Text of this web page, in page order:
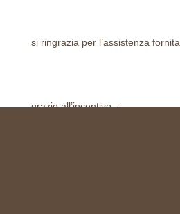
si ringrazia per l’assistenza fornita
grazie all’incentivo